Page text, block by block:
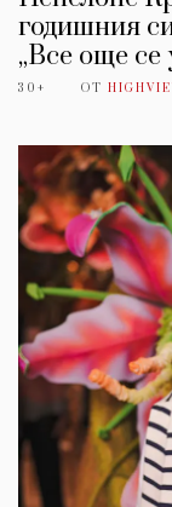
годишния
„Все още се
30+ ОТ